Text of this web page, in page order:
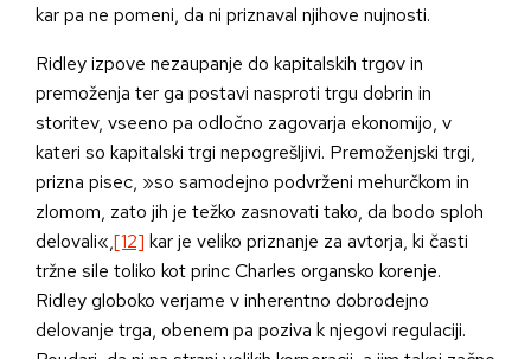
kar pa ne pomeni, da ni priznaval njihove nujnosti.
Ridley izpove nezaupanje do kapitalskih trgov in
premoženja ter ga postavi nasproti trgu dobrin in
storitev, vseeno pa odločno zagovarja ekonomijo, v
kateri so kapitalski trgi nepogrešljivi. Premoženjski trgi,
prizna pisec, »so samodejno podvrženi mehurčkom in
zlomom, zato jih je težko zasnovati tako, da bodo sploh
delovali«,[12] kar je veliko priznanje za avtorja, ki časti
tržne sile toliko kot princ Charles organsko korenje.
Ridley globoko verjame v inherentno dobrodejno
delovanje trga, obenem pa poziva k njegovi regulaciji.